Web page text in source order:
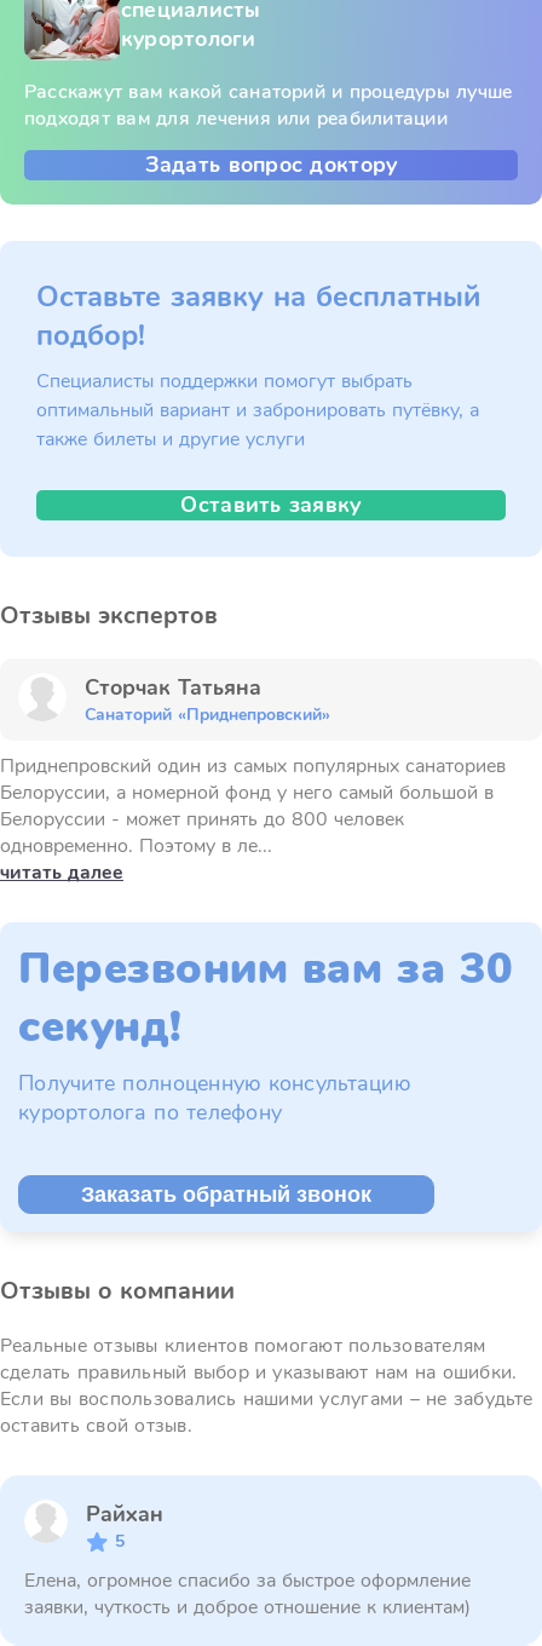
специалисты
курортологи
Расскажут вам какой санаторий и процедуры лучше
подходят вам для лечения или реабилитации
Задать вопрос доктору
Оставьте заявку на бесплатный
подбор!
Специалисты поддержки помогут выбрать
оптимальный вариант и забронировать путёвку, а
также билеты и другие услуги
Оставить заявку
Отзывы экспертов
Сторчак Татьяна
Санаторий «Приднепровский»
Приднепровский один из самых популярных санаториев
Белоруссии, а номерной фонд у него самый большой в
Белоруссии - может принять до 800 человек
одновременно. Поэтому в ле...
читать далее
Перезвоним вам за 30
секунд!
Получите полноценную консультацию
курортолога по телефону
Заказать обратный звонок
Отзывы о компании
Реальные отзывы клиентов помогают пользователям
сделать правильный выбор и указывают нам на ошибки.
Если вы воспользовались нашими услугами – не забудьте
оставить свой отзыв.
Райхан
5
Елена, огромное спасибо за быстрое оформление
заявки, чуткость и доброе отношение к клиентам)